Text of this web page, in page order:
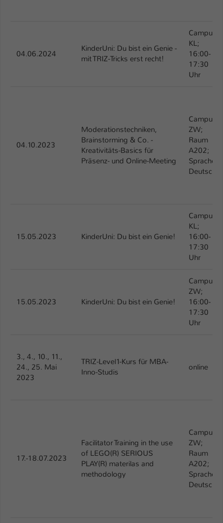
04.06.2024
KinderUni: Du bist ein Genie -
mit TRIZ-Tricks erst recht!
Campus
KL;
16:00-
17:30
Uhr
04.10.2023
Moderationstechniken,
Brainstorming & Co. -
Kreativitäts-Basics für
Präsenz- und Online-Meeting
Campus
ZW;
Raum
A202;
Sprache:
Deutsch
15.05.2023 KinderUni: Du bist ein Genie!
Campus
KL;
16:00-
17:30
Uhr
15.05.2023 KinderUni: Du bist ein Genie!
Campus
ZW;
16:00-
17:30
Uhr
3., 4., 10., 11.,
24., 25. Mai
2023
TRIZ-Level1-Kurs für MBA-
Inno-Studis
online
17.-18.07.2023
Facilitator Training in the use
of LEGO(R) SERIOUS
PLAY(R) materilas and
methodology
Campus
ZW;
Raum
A202;
Sprache:
Deutsch